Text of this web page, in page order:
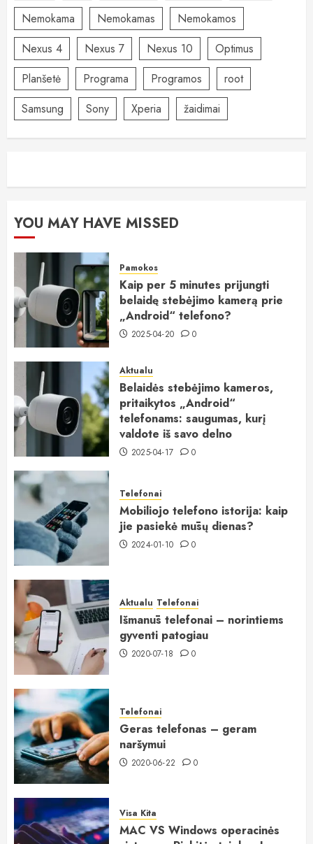
Nemokama
Nemokamas
Nemokamos
Nexus 4
Nexus 7 Nexus 10
Optimus
Planšetė
Programa Programos
root
Samsung
Sony Xperia žaidimai
YOU MAY HAVE MISSED
Pamokos
Kaip per 5 minutes prijungti
belaidę stebėjimo kamerą prie
„Android“ telefono?
2025-04-20 0
Aktualu
Belaidės stebėjimo kameros,
pritaikytos „Android“
telefonams: saugumas, kurį
valdote iš savo delno
2025-04-17 0
Telefonai
Mobiliojo telefono istorija: kaip
jie pasiekė mūsų dienas?
2024-01-10 0
Aktualu Telefonai
Išmanūs telefonai – norintiems
gyventi patogiau
2020-07-18 0
Telefonai
Geras telefonas – geram
naršymui
2020-06-22 0
Visa Kita
MAC VS Windows operacinės